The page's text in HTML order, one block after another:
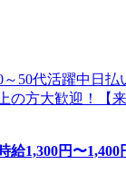
50代活躍中日
の方大歓迎！【
給1,300円〜1,400